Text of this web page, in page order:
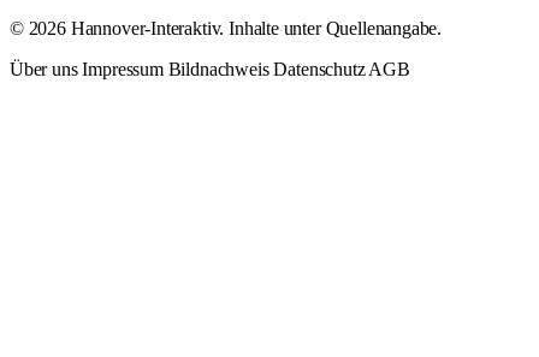
© 2026 Hannover-Interaktiv. Inhalte unter Quellenangabe.
Über uns Impressum Bildnachweis DatenschutzAGB